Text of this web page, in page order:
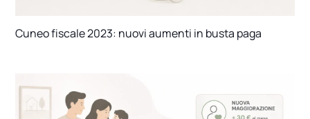
Cuneo fiscale 2023: nuovi aumenti in busta paga